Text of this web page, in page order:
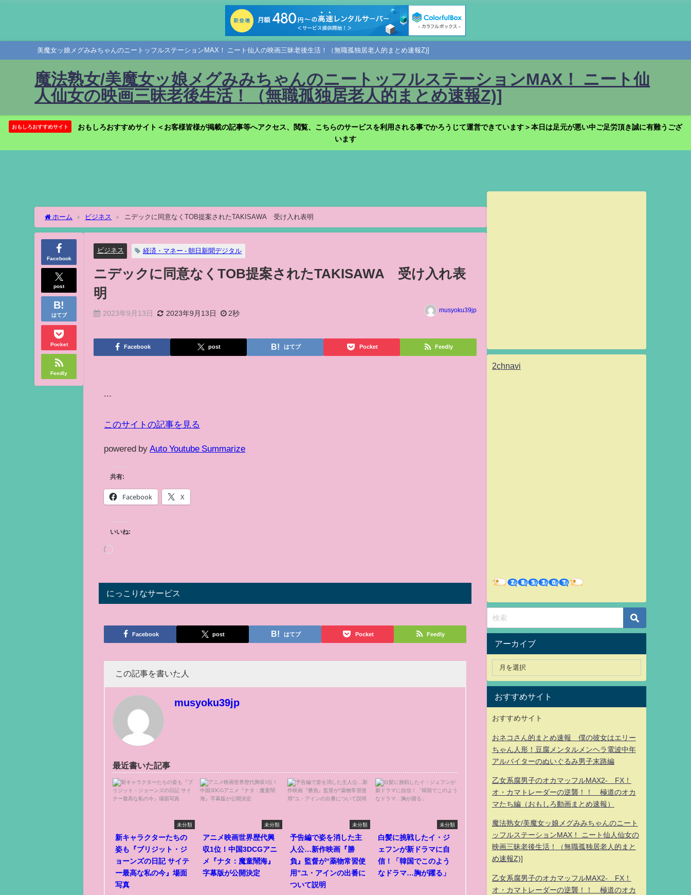
美魔女ッ娘メグみみちゃんのニートッフルステーションMAX！ ニート仙人の映画三昧老後生活！（無職孤独居老人的まとめ速報Z)]
魔法熟女/美魔女ッ娘メグみみちゃんのニートッフルステーションMAX！ ニート仙
人仙女の映画三昧老後生活！（無職孤独居老人的まとめ速報Z)]
おもしろおすすめサイト
おもしろおすすめサイト＜お客様皆様が掲載の記事等へアクセス、閲覧、こちらのサービスを利用される事でかろうじて運営できています＞本日は足元が悪い中ご足労頂き誠に有難うござ
います
ホーム ビジネス ニデックに同意なくTOB提案されたTAKISAWA 受け入れ表明
Facebook
post
はてブ
Pocket
Feedly
ビジネス 経済・マネー - 朝日新聞デジタル
ニデックに同意なくTOB提案されたTAKISAWA 受け入れ表
明
2023年9月13日 2023年9月13日 2秒 musyoku39jp
Facebook post はてブ Pocket Feedly
このサイトの記事を見る
powered by Auto Youtube Summarize
共有:
Facebook X
いいね:
にっこりなサービス
Facebook post はてブ Pocket Feedly
この記事を書いた人
musyoku39jp
最近書いた記事
未分類
新キャラクターたちの
姿も『ブリジット・ジ
ョーンズの日記 サイテ
ー最高な私の今』場面
写真
未分類
アニメ映画世界歴代興
収1位！中国3DCGアニ
メ『ナタ：魔童鬧海』
字幕版が公開決定
未分類
予告編で姿を消した主
人公…新作映画『勝
負』監督が“薬物常習使
用”ユ・アインの出番に
ついて説明
未分類
白髪に挑戦したイ・ジ
ェフンが新ドラマに自
信！「韓国でこのよう
なドラマ…胸が躍る」
2chnavi
アーカイブ
おすすめサイト
おすすめサイト
おネコさん的まとめ速報 僕の彼女はエリー
ちゃん人形！豆腐メンタルメンヘラ電波中年
アルバイターのぬいぐるみ男子末路編
乙女系腐男子のオカマッフルMAX2- FX！
オ・カマトレーダーの逆襲！！ 極道のオカ
マたち編（おもしろ動画まとめ速報）
魔法熟女/美魔女ッ娘メグみみちゃんのニート
ッフルステーションMAX！ ニート仙人仙女の
映画三昧老後生活！（無職孤独居老人的まと
め速報Z)]
乙女系腐男子のオカマッフルMAX2- FX！
オ・カマトレーダーの逆襲！！ 極道のオカ